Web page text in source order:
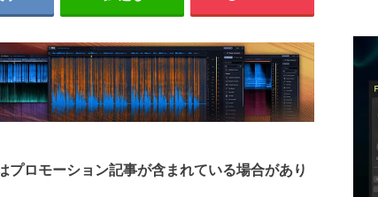
ロモーション記事が含まれている場合があり